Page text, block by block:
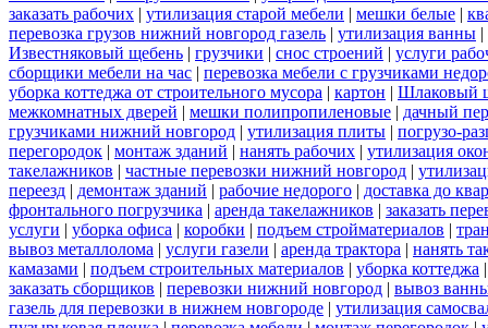
заказать рабочих | утилизация старой мебели | мешки белые |
перевозка грузов нижний новгород газель | утилизация ванны |
Известняковый щебень | грузчики | снос строений | услуги
сборщики мебели на час | перевозка мебели с грузчиками
уборка коттеджа от строительного мусора | картон | Шлаковый
межкомнатных дверей | мешки полипропиленовые | дачный
грузчиками нижний новгород | утилизация плиты | погрузо-
перегородок | монтаж зданий | нанять рабочих | утилизация
такелажников | частные перевозки нижний новгород |
переезд | демонтаж зданий | рабочие недорого | доставка до
фронтального погрузчика | аренда такелажников | заказать
услуги | уборка офиса | коробки | подъем стройматериалов |
вывоз металлолома | услуги газели | аренда трактора | нанять
камазами | подъем строительных материалов | уборка коттеджа
заказать сборщиков | перевозки нижний новгород | вывоз
газель для перевозки в нижнем новгороде | утилизация